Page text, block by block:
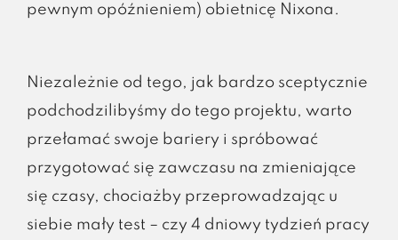
pewnym opóźnieniem) obietnicę Nixona.
Niezależnie od tego, jak bardzo sceptycznie
podchodzilibyśmy do tego projektu, warto
przełamać swoje bariery i spróbować
przygotować się zawczasu na zmieniające
się czasy, chociażby przeprowadzając u
siebie mały test – czy 4 dniowy tydzień pracy